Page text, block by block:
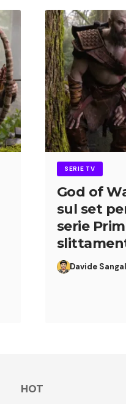
SERIE TV
God of
sul set
serie
Davide
HOT